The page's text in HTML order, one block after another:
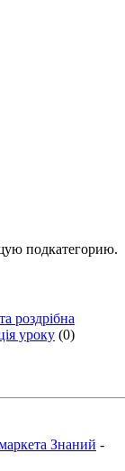
подкатегорию.
роздрібна
уроку (0)
Знаний -